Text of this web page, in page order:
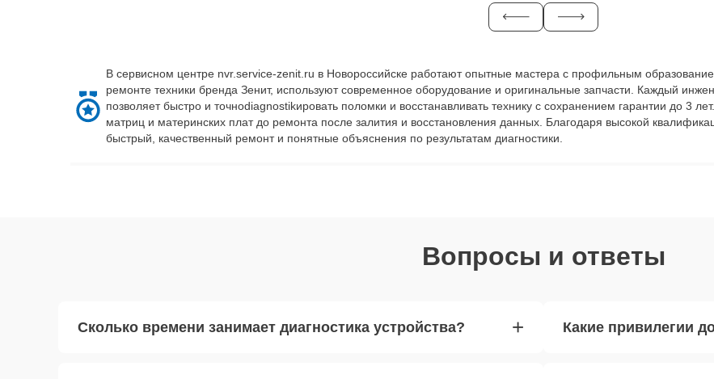
В сервисном центре nvr.service-zenit.ru в Новороссийске работают опытные мастера с профильным
ремонте техники бренда Зенит, используют современное оборудование и оригинальные запчасти. Каждый
позволяет быстро и точноdiagnostikировать поломки и восстанавливать технику с сохранением гарантии до 3
матриц и материнских плат до ремонта после залития и восстановления данных. Благодаря высокой
быстрый, качественный ремонт и понятные объяснения по результатам диагностики.
Вопросы и ответы
Сколько времени занимает диагностика устройства? + Какие привилегии